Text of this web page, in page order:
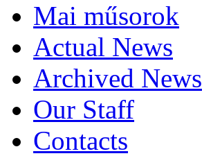
Mai műsorok
Actual News
Archived News
Our Staff
Contacts